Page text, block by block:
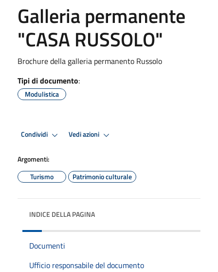
Galleria permanente
"CASA RUSSOLO"
Brochure della galleria permanento Russolo
Tipi di documento:
Modulistica
Condividi Vedi azioni
Argomenti:
Turismo
Patrimonio culturale
INDICE DELLA PAGINA
Documenti
Ufficio responsabile del documento